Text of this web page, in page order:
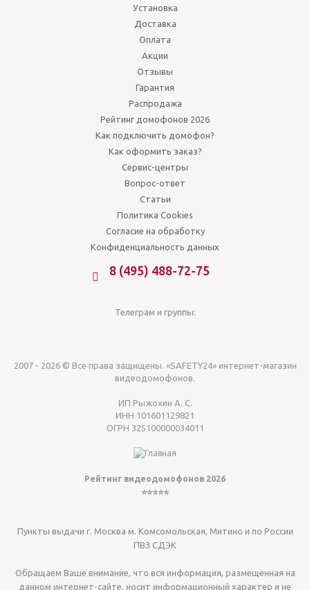
Установка
Доставка
Оплата
Акции
Отзывы
Гарантия
Распродажа
Рейтинг домофонов 2026
Как подключить домофон?
Как оформить заказ?
Сервис-центры
Вопрос-ответ
Статьи
Политика Cookies
Согласие на обработку
Конфиденциальность данных
8 (495) 488-72-75
Телеграм и группы:
2007 - 2026 © Все права защищены. «SAFETY24» интернет-магазин
видеодомофонов.
ИП Рыжохин А. С.
ИНН 101601129821
ОГРН 325100000034011
Рейтинг видеодомофонов 2026
⭐⭐⭐⭐⭐
Пункты выдачи г. Москва м. Комсомольская, Митино и по России
ПВЗ СДЭК
Обращаем Ваше внимание, что вся информация, размещенная на
данном интернет-сайте, носит информационный характер и не